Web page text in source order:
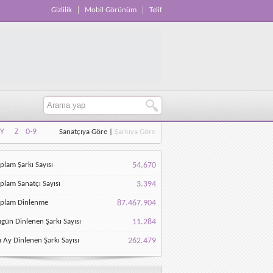
Gizlilik Mobil Görünüm Telif
Y Z
0-9
Y Z 0-9
Sanatçıya Göre Şarkıya Göre
Şarkı Sayısı 54.670
Sanatçı Sayısı 3.394
Dinlenme 87.467.904
Dinlenen Şarkı Sayısı 11.284
Ay Dinlenen Şarkı Sayısı 262.479